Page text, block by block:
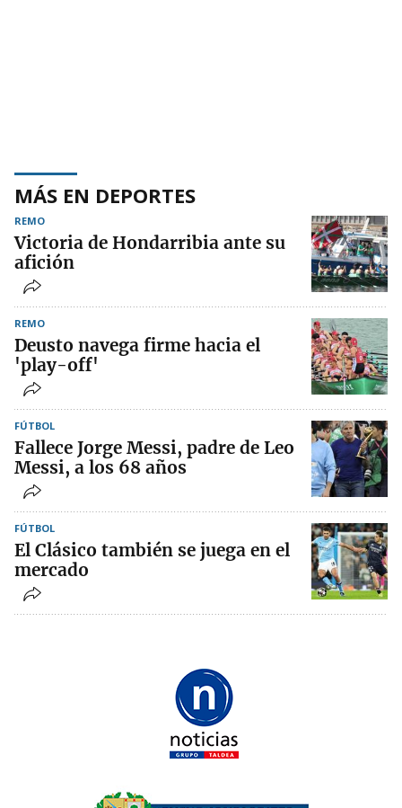
MÁS EN DEPORTES
REMO
Victoria de Hondarribia ante su
afición
REMO
Deusto navega firme hacia el
'play-off'
FÚTBOL
Fallece Jorge Messi, padre de Leo
Messi, a los 68 años
FÚTBOL
El Clásico también se juega en el
mercado